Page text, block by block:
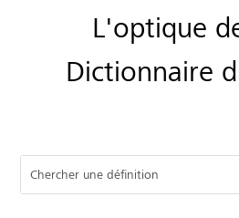
L'optique
Dictionnaire